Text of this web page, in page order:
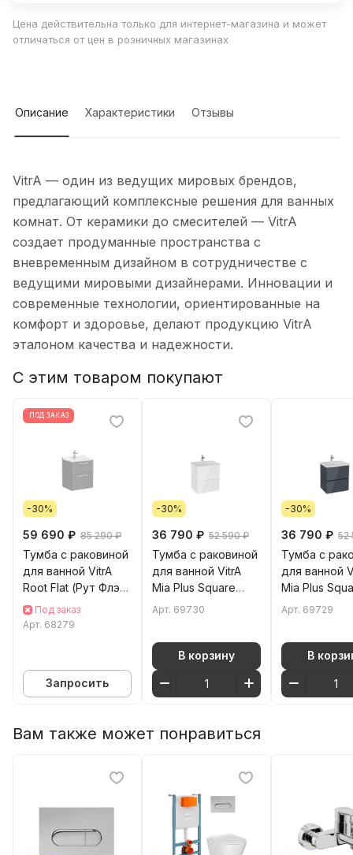
Цена действительна только для интернет-магазина и может
отличаться от цен в розничных магазинах
Описание Характеристики Отзывы
VitrA — один из ведущих мировых брендов,
предлагающий комплексные решения для ванных
комнат. От керамики до смесителей — VitrA
создает продуманные пространства с
вневременным дизайном в сотрудничестве с
ведущими мировыми дизайнерами. Инновации и
современные технологии, ориентированные на
комфорт и здоровье, делают продукцию VitrA
эталоном качества и надежности.
С этим товаром покупают
ПОД ЗАКАЗ
-30%
59 690 ₽ 85 290 ₽
Тумба с раковиной
для ванной VitrA
Root Flat (Рут Флэт)
68279 60 см
матовая серый
Под заказ
Арт. 68279
Запросить
-30%
36 790 ₽ 52 590 ₽
Тумба с раковиной
для ванной VitrA
Mia Plus Square
(Мия Плюс Скуэр)
Арт. 69730
В корзину
-30%
36 790 ₽ 52
Тумба с
для ванной
Mia Plus
(Мия Плюс
МДФ
Арт. 69729
В
Вам также может понравиться